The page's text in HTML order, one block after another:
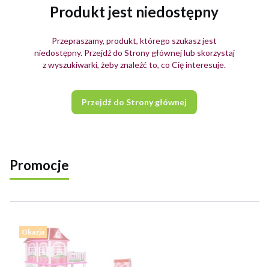
Produkt jest niedostępny
Przepraszamy, produkt, którego szukasz jest
niedostępny. Przejdź do Strony głównej lub skorzystaj
z wyszukiwarki, żeby znaleźć to, co Cię interesuje.
Przejdź do Strony głównej
Promocje
Okazja